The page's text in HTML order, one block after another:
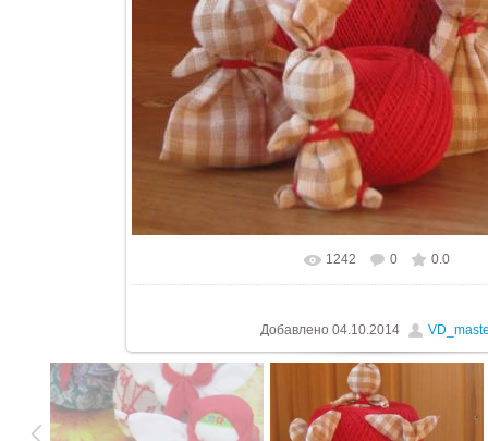
В реальном размере 576x768
1242 0 0.0
Добавлено 04.10.2014